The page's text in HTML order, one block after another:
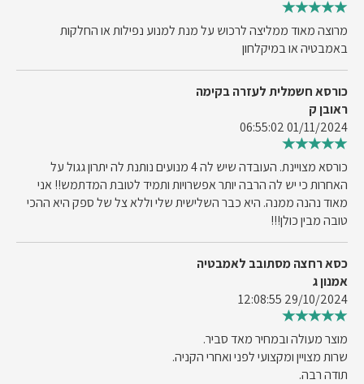
מרוצה מאוד ממליצה לרכוש על מנת למנוע נפילות או החלקות
באמבטיה או במיקלחון
כורסא חשמלית לעזרה בקימה
ראובן ק
01/11/2024 06:55:02
כורסא מצויינת. העובדה שיש לה 4 מנועים נותנת לה יתרון גגול על
האחרות כי יש לה הרבה יותר אפשרויות ותמיד לטובת המדתמש!! אני
מאוד נהנה ממנה. היא כבר השלישית שלי וללא צל של ספק היא ההכי
טובה מבין כולן!!!
כסא רחצה מסתובב לאמבטיה
אמנון ג
29/10/2024 12:08:55
מוצר מעולה ובמחיר מאד סביר.
שרות מצויין ומקצועי לפני ואחרי הקניה.
תודה רבה.